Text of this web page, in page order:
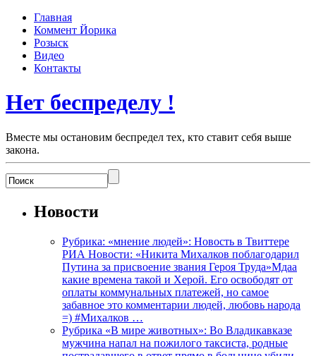
Главная
Коммент Йорика
Розыск
Видео
Контакты
Нет беспределу !
Вместе мы остановим беспредел тех, кто ставит себя выше
закона.
Новости
Рубрика: «мнение людей»: Новость в Твиттере
РИА Новости: «Никита Михалков поблагодарил
Путина за присвоение звания Героя Труда»Мдаа
какие времена такой и Херой. Его освободят от
оплаты коммунальных платежей, но самое
забавное это комментарии людей, любовь народа
=) #Михалков …
Рубрика «В мире животных»: Во Владикавказе
мужчина напал на пожилого таксиста, родные